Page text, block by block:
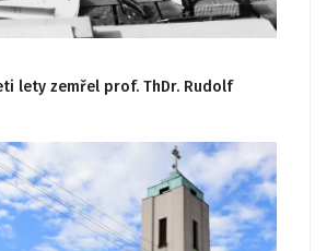
lety zemřel prof. ThDr. Rudolf